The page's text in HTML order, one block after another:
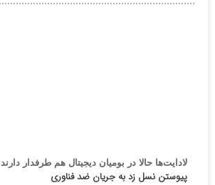
لادایت‌ها حالا در بومیان دیجیتال هم طرفدار دارند
پیوستن نسل زد به جریان ضد فناوری